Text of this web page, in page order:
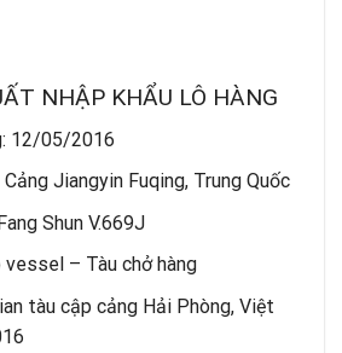
NHẬP KHẨU LÔ HÀNG
12/05/2016
Cảng Jiangyin Fuqing, Trung Quốc
Shun V.669J
vessel – Tàu chở hàng
tàu cập cảng Hải Phòng, Việt